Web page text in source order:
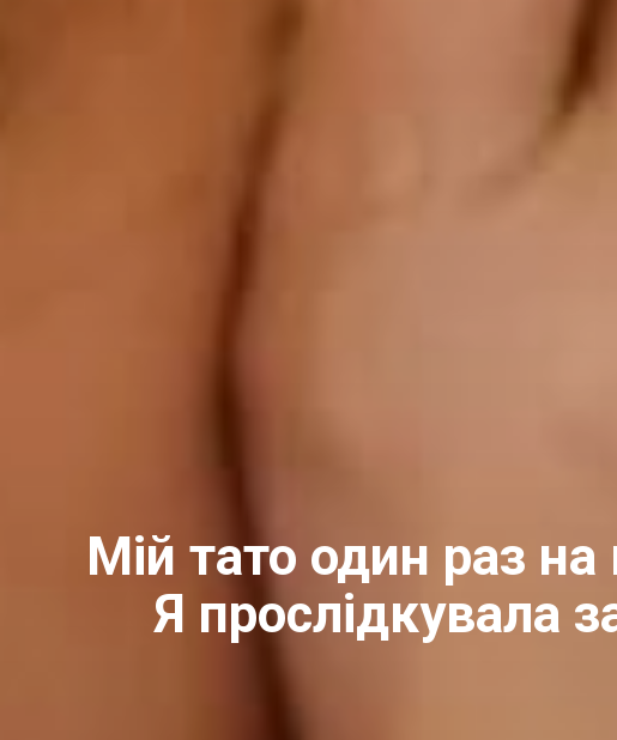
Мій тато один раз
Я прослідкувала